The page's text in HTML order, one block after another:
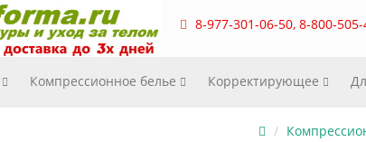
8-977-301-06-50, 8-800-
Компрессионное белье Корректирующее